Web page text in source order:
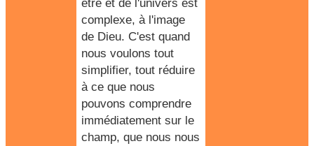
être et de l'univers est
complexe, à l'image
de Dieu. C'est quand
nous voulons tout
simplifier, tout réduire
à ce que nous
pouvons comprendre
immédiatement sur le
champ, que nous nous